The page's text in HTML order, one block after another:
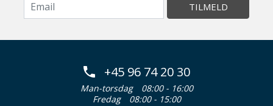
TILMELD
+45 96 74 20 30
Man-torsdag
08:00 - 16:00
Fredag
08:00 - 15:00